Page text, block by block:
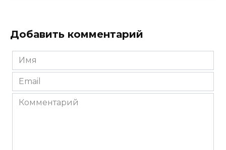
Добавить комментарий
Имя
*
Email
*
Комментарий